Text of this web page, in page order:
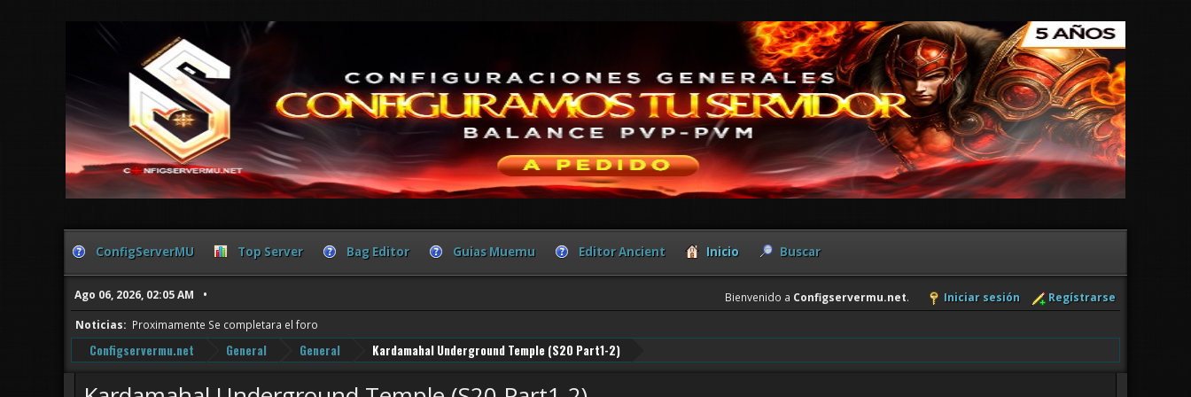
ConfigServerMU Top Server Bag Editor Guias Muemu Editor Ancient Inicio Buscar
Ago 06, 2026, 02:05 AM Bienvenido a Configservermu.net. Iniciar sesión
Regístrarse
Noticias: Proximamente Se completara el foro
Configservermu.net General General Kardamahal Underground Temple (S20 Part1-2)